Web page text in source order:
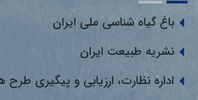
باغ گیاه شناسی ملی ایران
نشریه طبیعت ایران
اداره نظارت، ارزیابی و پیگیری